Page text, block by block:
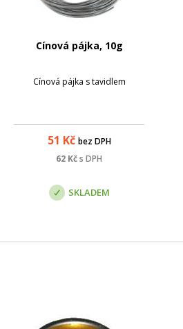
Cínová pájka, 10g
Cínová pájka s tavidlem
51 Kč bez DPH
62 Kčs DPH
SKLADEM